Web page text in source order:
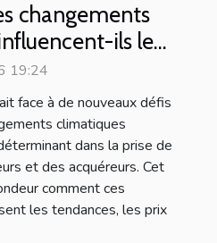
changements
ils le
?
19:24
face à de nouveaux défis
climatiques
dans la prise de
et des acquéreurs. Cet
comment ces
les tendances, les prix